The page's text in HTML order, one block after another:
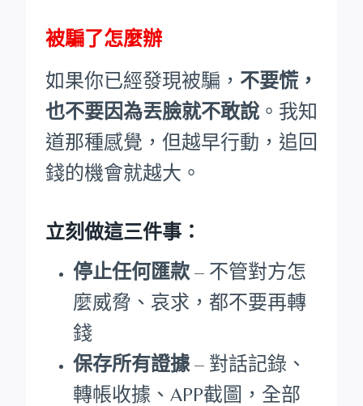
被騙了怎麼辦
如果你已經發現被騙， 不要慌，
也不要因為丟臉就不敢說 。我知
道那種感覺，但越早行動，追回
錢的機會就越大。
立刻做這三件事：
停止任何匯款 – 不管對方怎
麼威脅、哀求，都不要再轉
錢
保存所有證據 – 對話記錄、
轉帳收據、APP截圖，全部